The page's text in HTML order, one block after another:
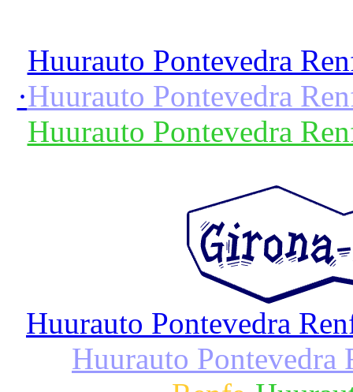
Huurauto Pontevedra
·Huurauto Pontevedra
Huurauto Pontevedra
Huurauto Pontevedra
Huurauto Pontevedra